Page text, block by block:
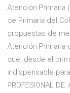
Atención Primaria
de Primaria del
propuestas de
Atención Primaria
que, desde el
indispensable para
PROFESIONAL